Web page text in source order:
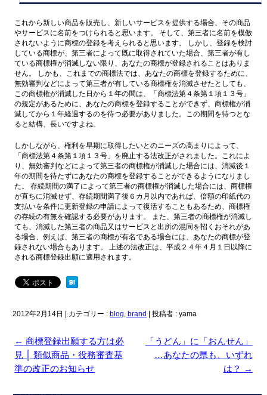
これから新しい商品を販売し、新しいサービスを提供する場合、その商品
やサービスに名前をつけられると思います。 そして、第三者に名前を模倣
されないように商標の登録を考えられると思います。 しかし、登録を検討
している商標が、第三者によって既に取得されていた場合、第三者が有し
ている商標権が消滅しない限り、あなたの商標が登録されることはありま
せん。 しかも、これまでの商標法では、あなたの商標を登録するために、
無効審判などによって第三者が有している商標権を消滅させたとしても、
この商標権が消滅した日から１年の間は、「商標法第４条第１項１３号」
の規定があるために、あなたの商標を登録することができず、商標権が消
滅してから１年経過するのを待つ必要がありました。この期間を待つとな
ると結構、長いですよね。
しかしながら、権利を早期に取得したいとのニーズの高まりによって、
「商標法第４条第１項１３号」を廃止する法改正がされました。これによ
り、無効審判などによって第三者の商標権が消滅した場合には、消滅後１
年の期間を待たずにあなたの商標を登録することができるようになりまし
た。 存続期間の満了によって第三者の商標権が消滅した場合には、商標権
が直ちに消滅せず、存続期間満了後６カ月以内であれば、倍額の印紙代の
支払いを条件に更新登録の申請によって復活することもあるため、商標権
の存続の有無を確認する必要があります。 また、第三者の商標権が消滅し
ても、消滅した第三者の商品又はサービスと出所の混同を招くおそれがあ
る場合、例えば、第三者の商標が有名である場合には、あなたの商標が登
録されない場合もあります。 上述の法改正は、平成２４年４月１日以降に
される商標登録出願に適用されます。
2012年2月14日 カテゴリー : blog, brand |投稿者 : yama
← 商標登録出願する方は必
見 │ 類似商品・役務審査基
準の改正のお知らせ
「うどん」に「おんせん」
…あなたの県も、いずれ
は？
→